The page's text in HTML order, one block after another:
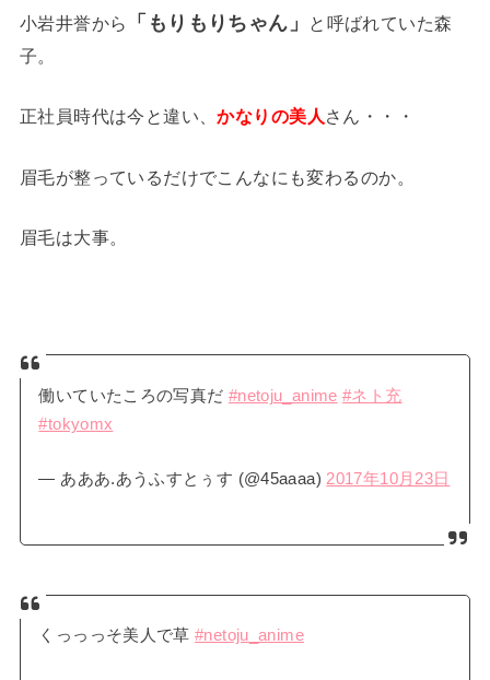
小岩井誉から 「もりもりちゃん」
と呼ばれていた森
子。
正社員時代は今と違い、かなりの美人 さん・・・
眉毛が整っているだけでこんなにも変わるのか。
眉毛は大事。
働いていたころの写真だ #netoju_anime #ネト充
#tokyomx
— あああ.あうふすとぅす (@45aaaa) 2017年10月23日
くっっっそ美人で草#netoju_anime